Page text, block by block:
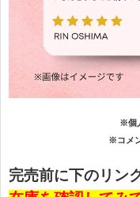
※個
※コメ
完売前に下のリン